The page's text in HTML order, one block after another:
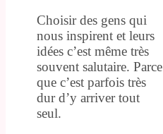
Choisir des gens qui
nous inspirent et leurs
idées c’est même très
souvent salutaire. Parce
que c’est parfois très
dur d’y arriver tout
seul.